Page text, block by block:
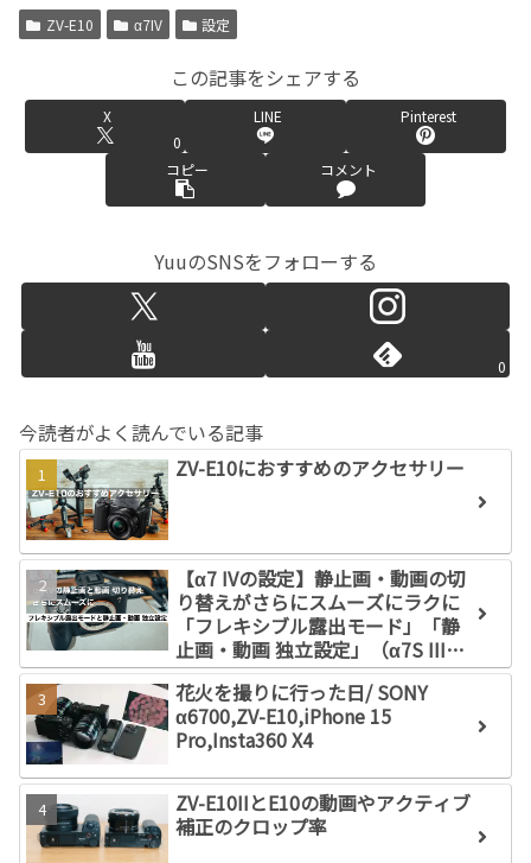
ZV-E10 α7IV 設定
この記事をシェアする
X
0
LINE Pinterest
コピー コメント
YuuのSNSをフォローする
0
今読者がよく読んでいる記事
ZV-E10におすすめのアクセサリー
【α7 IVの設定】静止画・動画の切
り替えがさらにスムーズにラクに
「フレキシブル露出モード」「静
止画・動画 独立設定」（α7S III
も）
花火を撮りに行った日/ SONY
α6700,ZV-E10,iPhone 15
Pro,Insta360 X4
ZV-E10IIとE10の動画やアクティブ
補正のクロップ率